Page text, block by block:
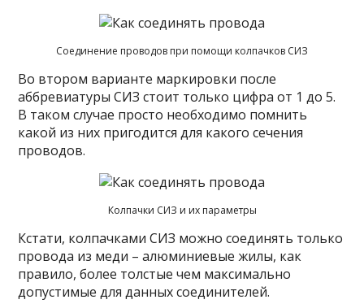
Соединение проводов при помощи колпачков СИЗ
Во втором варианте маркировки после
аббревиатуры СИЗ стоит только цифра от 1 до 5.
В таком случае просто необходимо помнить
какой из них пригодится для какого сечения
проводов.
Колпачки СИЗ и их параметры
Кстати, колпачками СИЗ можно соединять только
провода из меди – алюминиевые жилы, как
правило, более толстые чем максимально
допустимые для данных соединителей.